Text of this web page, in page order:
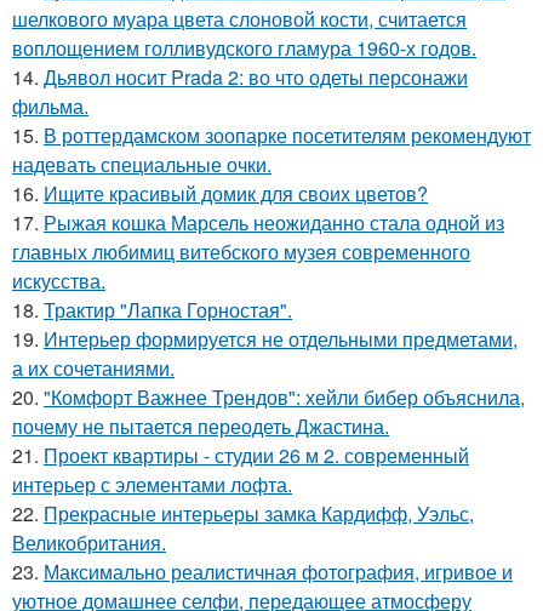
шелкового муара цвета слоновой кости, считается
воплощением голливудского гламура 1960-х годов.
14. Дьявол носит Prada 2: во что одеты персонажи
фильма.
15. В роттердамском зоопарке посетителям рекомендуют
надевать специальные очки.
16. Ищите красивый домик для своих цветов?
17. Рыжая кошка Марсель неожиданно стала одной из
главных любимиц витебского музея современного
искусства.
18. Трактир "Лапка Горностая".
19. Интерьер формируется не отдельными предметами,
а их сочетаниями.
20. "Комфорт Важнее Трендов": хейли бибер объяснила,
почему не пытается переодеть Джастина.
21. Проект квартиры - студии 26 м 2. современный
интерьер с элементами лофта.
22. Прекрасные интерьеры замка Кардифф, Уэльс,
Великобритания.
23. Максимально реалистичная фотография, игривое и
уютное домашнее селфи, передающее атмосферу